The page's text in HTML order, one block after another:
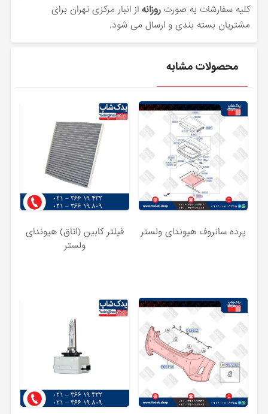
کلیه سفارشات به صورتروزانه از انبار مرکزی تهران برای
مشتریان بسته بندی و ارسال می شود.
محصولات مشابه
پرده سانروف هیوندای ولستر
فیلتر کابین (اتاق) هیوندای
ولستر